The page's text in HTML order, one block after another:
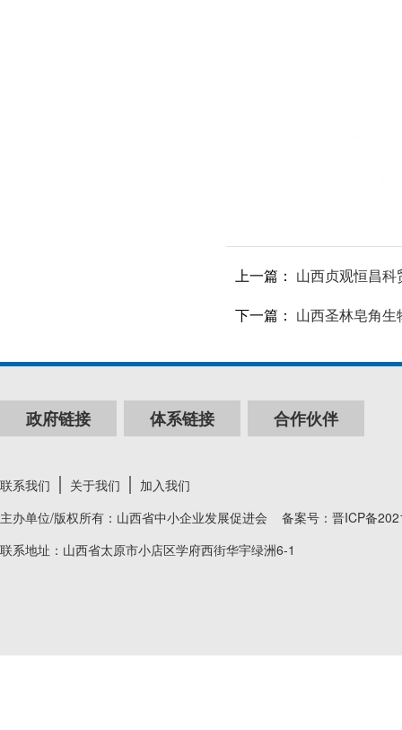
上一篇： 山西贞观恒昌
下一篇： 山西圣林皂角
政府链接 体系链接 合作伙伴
联系我们 关于我们
加入我们
主办单位/版权所有：山西省中小企业发展促进会 备案号： 晋ICP备
联系地址：山西省太原市小店区学府西街华宇绿洲6-1